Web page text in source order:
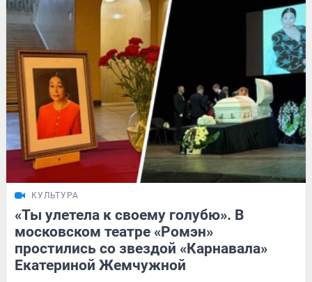
КУЛЬТУРА
«Ты улетела к своему голубю». В
московском театре «Ромэн»
простились со звездой «Карнавала»
Екатериной Жемчужной